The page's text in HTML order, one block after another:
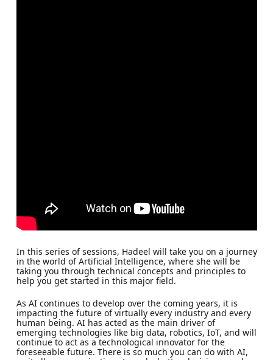
In this series of sessions, Hadeel will take you on a journey
in the world of Artificial Intelligence, where she will be
taking you through technical concepts and principles to
help you get started in this major field.
As AI continues to develop over the coming years, it is
impacting the future of virtually every industry and every
human being. AI has acted as the main driver of
emerging technologies like big data, robotics, IoT, and will
continue to act as a technological innovator for the
foreseeable future. There is so much you can do with AI,